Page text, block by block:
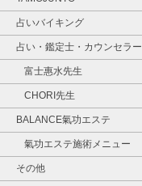
占いバイキング
占い・鑑定士・カウンセラー
富士惠水先生
CHORI先生
BALANCE氣功エステ
氣功エステ施術メニュー
その他